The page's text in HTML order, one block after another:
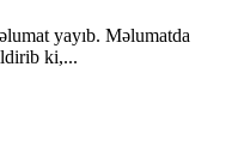
yayıb. Məlumatda
ki,...